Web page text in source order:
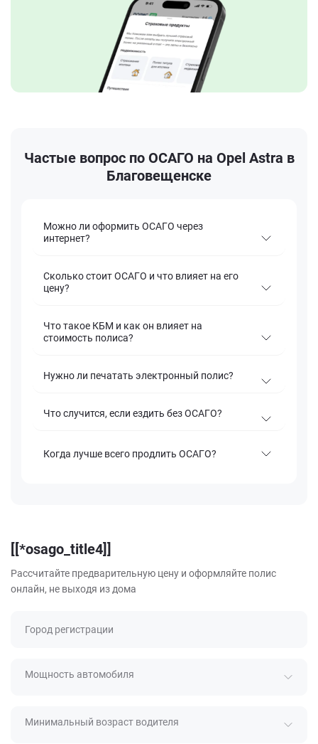
Частые вопрос по ОСАГО на Opel Astra в
Благовещенске
Можно ли оформить ОСАГО через
интернет?
Сколько стоит ОСАГО и что влияет на его
цену?
Что такое КБМ и как он влияет на
стоимость полиса?
Нужно ли печатать электронный полис?
Что случится, если ездить без ОСАГО?
Когда лучше всего продлить ОСАГО?
[[*osago_title4]]
Рассчитайте предварительную цену и оформляйте полис
онлайн, не выходя из дома
Город регистрации
Мощность автомобиля
Минимальный возраст водителя